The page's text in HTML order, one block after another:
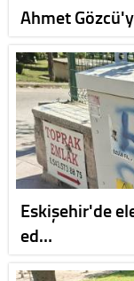
Ahmet
Eskişehir'de
ed…